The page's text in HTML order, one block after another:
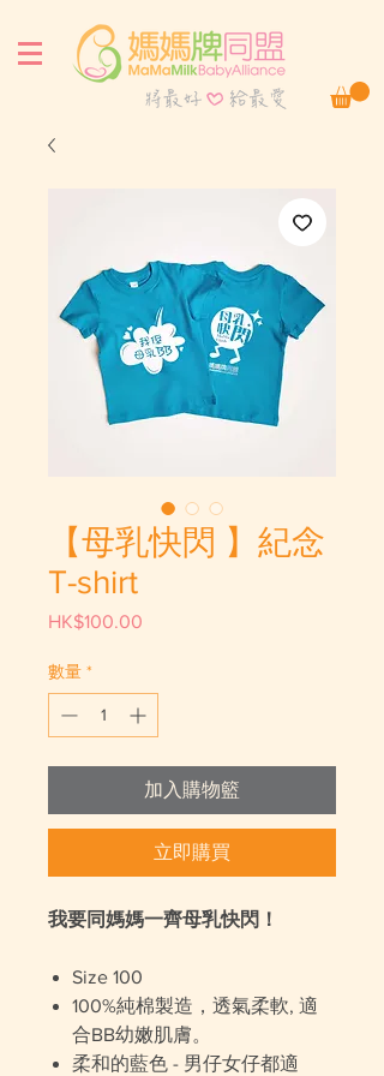
【母乳快閃 】紀念
T-shirt
HK$100.00
數量 *
加入購物籃
立即購買
我要同媽媽一齊母乳快閃！
Size 100
100%純棉製造，透氣柔軟, 適
合BB幼嫩肌膚。
柔和的藍色 - 男仔女仔都適